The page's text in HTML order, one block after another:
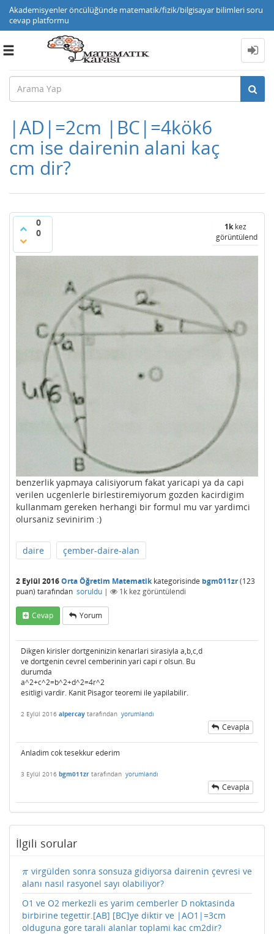
Akademisyenler öncülüğünde matematik/fizik/bilgisayar bilimleri soru
cevap platformu
Toggle
|AD|=2cm |BC|=4kök6
cm ise dairenin alani kaç
cm dir?
0
0
1kkez
görüntülendi
benzerlik yapmaya calisiyorum fakat yaricapi ya da capi
verilen ucgenlerle birlestiremiyorum gozden kacirdigim
kullanmam gereken herhangi bir formul mu var yardimci
olursaniz sevinirim :)
daire çember-daire-alan
2 Eylül 2016Orta Öğretim Matematikkategorisinde bgm011zr(123
puan) tarafından soruldu | 1k kez görüntülendi
Cevap Yorum
Dikgen kirisler dortgeninizin kenarlari sirasiyla a,b,c,d
ve dortgenin cevrel cemberinin yari capi r olsun. Bu
durumda
a^2+c^2=b^2+d^2=4r^2
esitligi vardir. Kanit Pisagor teoremi ile yapilabilir.
2 Eylül 2016 alpercay tarafından yorumlandı
Cevapla
Anladim cok tesekkur ederim
3 Eylül 2016 bgm011zr tarafından yorumlandı
Cevapla
İlgili sorular
π
π virgülden sonra sonsuza gidiyorsa dairenin çevresi ve
alanı nasıl rasyonel sayı olabiliyor?
O1 ve O2 merkezli es yarim cemberler D noktasinda
birbirine tegettir.[AB] [BC]ye diktir ve |AO1|=3cm
olduguna gore tarali alanlar toplami kac cm2dir?